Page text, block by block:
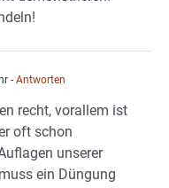
- Antworten
recht, vorallem ist
oft schon
unserer
ein Düngung